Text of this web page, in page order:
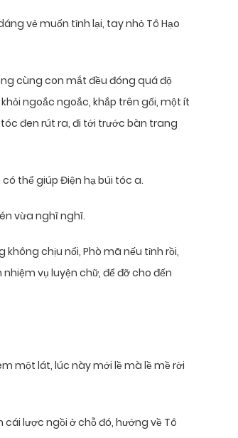
vẻ muốn tỉnh lại, tay nhỏ Tô Hạo
cùng con mắt đều đóng quá độ
ngoắc ngoắc, khắp trên gối, một ít
đen rút ra, đi tới trước bàn trang
thể giúp Điện hạ búi tóc a.
vừa nghĩ nghĩ.
chịu nổi, Phò mã nếu tỉnh rồi,
vụ luyện chữ, để đỡ cho đến
một lát, lúc này mới lề mà lề mề rời
lược ngồi ở chỗ đó, hướng về Tô